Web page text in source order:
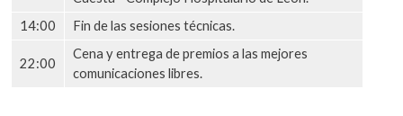
14:00
Fin de las sesiones técnicas.
22:00
Cena y entrega de premios a las mejores
comunicaciones libres.